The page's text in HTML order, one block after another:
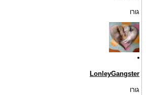
גורו
LonleyGangster
גורו